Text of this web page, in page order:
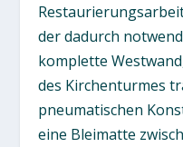
der dadurch
komplette
des Kirchenturmes
pneumatischen
eine Bleimatte